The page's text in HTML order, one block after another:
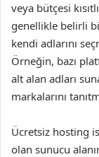
veya bütçesi
genellikle belirli
kendi adlarını
Örneğin, bazı
alt alan adları
markalarını
Ücretsiz hosting
olan sunucu